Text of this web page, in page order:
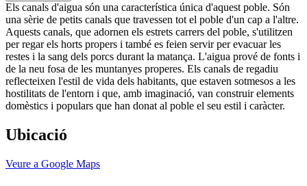
Els canals d'aigua són una característica única d'aquest poble. Són
una sèrie de petits canals que travessen tot el poble d'un cap a l'altre.
Aquests canals, que adornen els estrets carrers del poble, s'utilitzen
per regar els horts propers i també es feien servir per evacuar les
restes i la sang dels porcs durant la matança. L'aigua prové de fonts i
de la neu fosa de les muntanyes properes. Els canals de regadiu
reflecteixen l'estil de vida dels habitants, que estaven sotmesos a les
hostilitats de l'entorn i que, amb imaginació, van construir elements
domèstics i populars que han donat al poble el seu estil i caràcter.
Ubicació
Veure a Google Maps